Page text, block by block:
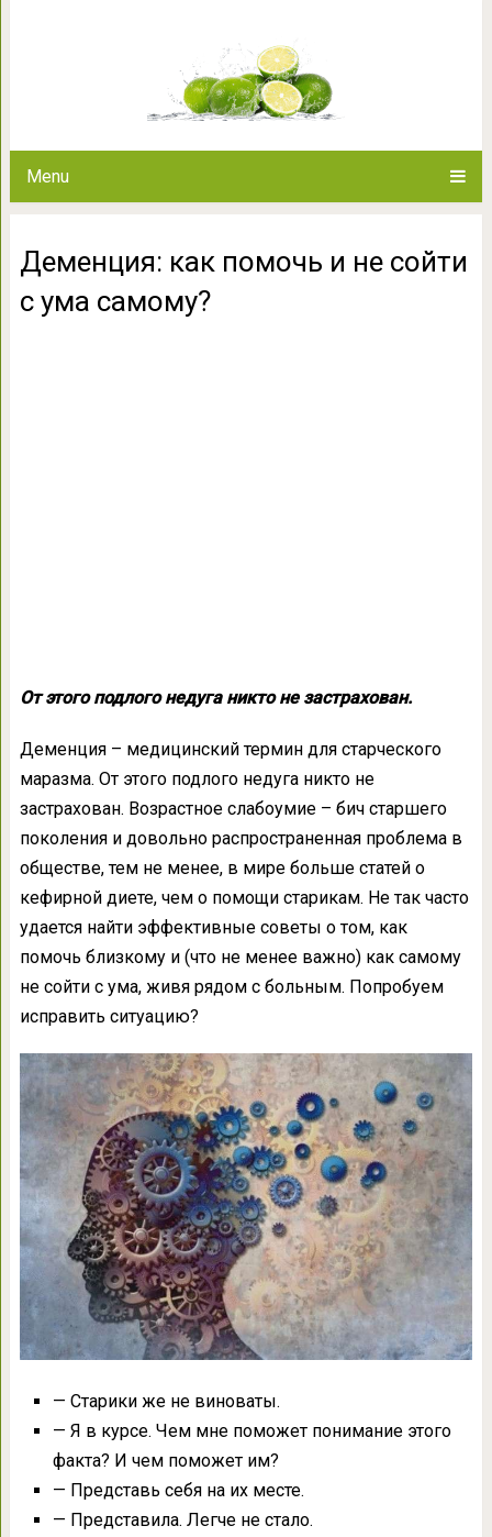
Menu
Деменция: как помочь и не сойти
с ума самому?
От этого подлого недуга никто не застрахован.
Деменция – медицинский термин для старческого
маразма. От этого подлого недуга никто не
застрахован. Возрастное слабоумие – бич старшего
поколения и довольно распространенная проблема в
обществе, тем не менее, в мире больше статей о
кефирной диете, чем о помощи старикам. Не так часто
удается найти эффективные советы о том, как
помочь близкому и (что не менее важно) как самому
не сойти с ума, живя рядом с больным. Попробуем
исправить ситуацию?
— Старики же не виноваты.
— Я в курсе. Чем мне поможет понимание этого
факта? И чем поможет им?
— Представь себя на их месте.
— Представила. Легче не стало.